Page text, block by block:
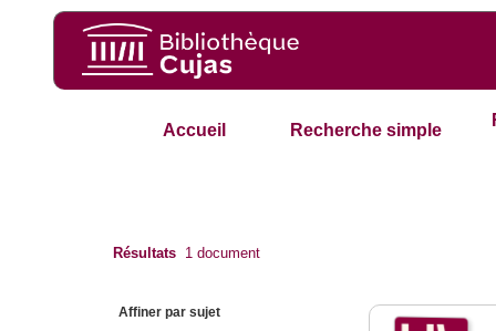
Accueil Recherche simple
Résultats 1 document
Affiner par sujet